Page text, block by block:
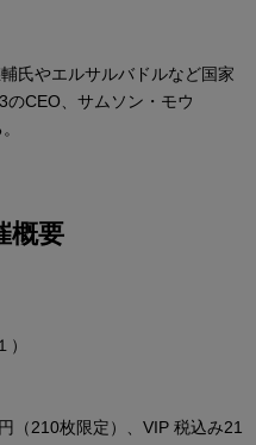
氏やエルサルバドルなど国家
のCEO、サムソン・モウ
概要
（210枚限定）、VIP 税込み21